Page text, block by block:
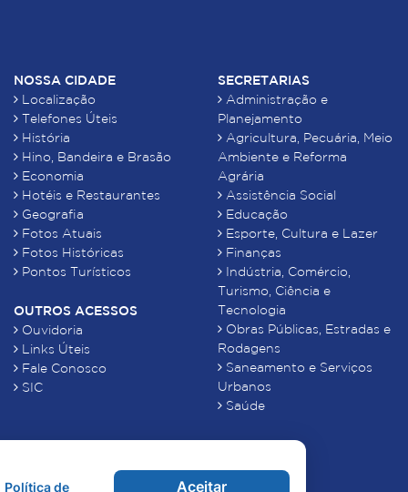
NOSSA CIDADE
Localização
Telefones Úteis
História
Hino, Bandeira e Brasão
Economia
Hotéis e Restaurantes
Geografia
Fotos Atuais
Fotos Históricas
Pontos Turísticos
OUTROS ACESSOS
Ouvidoria
Links Úteis
Fale Conosco
SIC
SECRETARIAS
Administração e
Planejamento
Agricultura, Pecuária, Meio
Ambiente e Reforma
Agrária
Assistência Social
Educação
Esporte, Cultura e Lazer
Finanças
Indústria, Comércio,
Turismo, Ciência e
Tecnologia
Obras Públicas, Estradas e
Rodagens
Saneamento e Serviços
Urbanos
Saúde
Política de Aceitar